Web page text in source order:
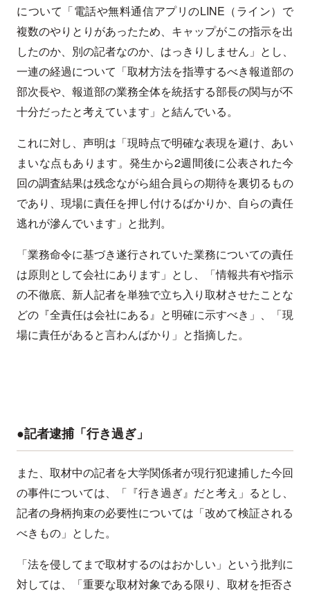
について「電話や無料通信アプリのLINE（ライン）で
複数のやりとりがあったため、キャップがこの指示を出
したのか、別の記者なのか、はっきりしません」とし、
一連の経過について「取材方法を指導するべき報道部の
部次長や、報道部の業務全体を統括する部長の関与が不
十分だったと考えています」と結んでいる。
これに対し、声明は「現時点で明確な表現を避け、あい
まいな点もあります。発生から2週間後に公表された今
回の調査結果は残念ながら組合員らの期待を裏切るもの
であり、現場に責任を押し付けるばかりか、自らの責任
逃れが滲んでいます」と批判。
「業務命令に基づき遂行されていた業務についての責任
は原則として会社にあります」とし、「情報共有や指示
の不徹底、新人記者を単独で立ち入り取材させたことな
どの『全責任は会社にある』と明確に示すべき」、「現
場に責任があると言わんばかり」と指摘した。
●記者逮捕「行き過ぎ」
また、取材中の記者を大学関係者が現行犯逮捕した今回
の事件については、「『行き過ぎ』だと考え」るとし、
記者の身柄拘束の必要性については「改めて検証される
べきもの」とした。
「法を侵してまで取材するのはおかしい」という批判に
対しては、「重要な取材対象である限り、取材を拒否さ